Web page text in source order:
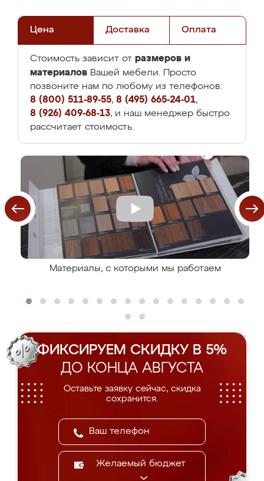
Цена Доставка Оплата
Стоимость зависит от размеров и
материалов Вашей мебели. Просто
позвоните нам по любому из телефонов:
8 (800) 511-89-55, 8 (495) 665-24-01,
8 (926) 409-68-13, и наш менеджер быстро
рассчитает стоимость.
Материалы, с которыми мы работаем
ФИКСИРУЕМ СКИДКУ В 5%
ДО КОНЦА АВГУСТА
Оставьте заявку сейчас, скидка
сохранится.
Желаемый бюджет